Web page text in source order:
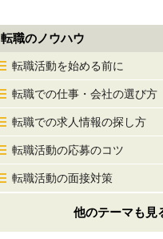
転職のノウハウ
転職活動を始める前に
転職での仕事・会社の選び方
転職での求人情報の探し方
転職活動の応募のコツ
転職活動の面接対策
他のテーマも見